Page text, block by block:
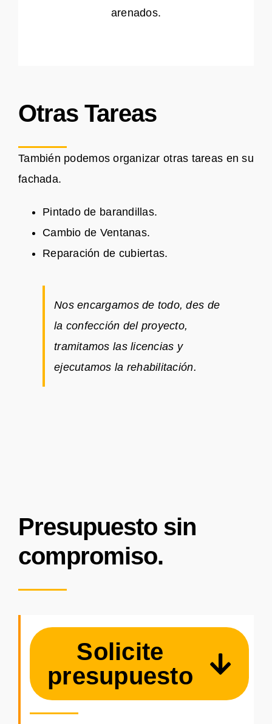
arenados.
Otras Tareas
También podemos organizar otras tareas en su
fachada.
Pintado de barandillas.
Cambio de Ventanas.
Reparación de cubiertas.
Nos encargamos de todo, des de
la confección del proyecto,
tramitamos las licencias y
ejecutamos la rehabilitación.
Presupuesto sin
compromiso.
Solicite
presupuesto